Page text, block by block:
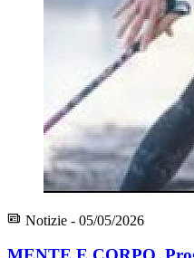
Notizie - 05/05/2026